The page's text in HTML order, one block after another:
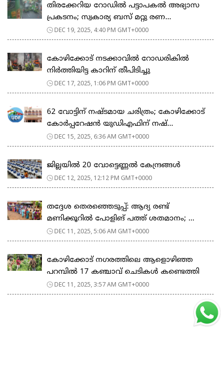
തിരക്കേറിയ റോഡില്‍ പട്ടാപകല്‍ അഭ്യാസ
പ്രകടനം; സ്വകാര്യ ബസ് മറ്റു രണ...
DEC 19, 2025, 4:40 PM GMT+0000
കോഴിക്കോട് നടക്കാവിൽ റോഡരികിൽ
നിര്‍ത്തിയിട്ട കാറിന് തീപിടിച്ചു
DEC 17, 2025, 1:06 PM GMT+0000
62 വോട്ടിന് നഷ്ടമായ ചരിത്രം; കോഴിക്കോട്
കോർപ്പറേഷൻ യുഡിഎഫിന് നഷ്...
DEC 15, 2025, 6:36 AM GMT+0000
ജില്ലയിൽ 20 വോട്ടെണ്ണൽ കേന്ദ്രങ്ങൾ
DEC 12, 2025, 12:12 PM GMT+0000
തദ്ദേശ തെരഞ്ഞെടുപ്പ്: ആദ്യ രണ്ട്
മണിക്കൂറില്‍ പോളിങ് പത്ത് ശതമാനം; ...
DEC 11, 2025, 5:06 AM GMT+0000
കോഴിക്കോട് നഗരത്തിലെ ആളൊഴിഞ്ഞ
പറമ്പിൽ 17 കഞ്ചാവ് ചെടികൾ കണ്ടെത്തി
DEC 11, 2025, 3:57 AM GMT+0000